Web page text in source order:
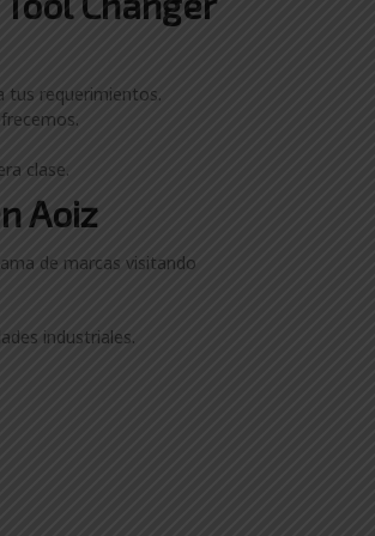
tus requerimientos.
clase.
Aoiz
de marcas visitando
industriales.